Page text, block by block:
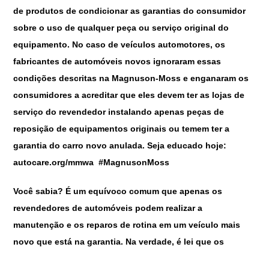
de produtos de condicionar as garantias do consumidor
sobre o uso de qualquer peça ou serviço original do
equipamento. No caso de veículos automotores, os
fabricantes de automóveis novos ignoraram essas
condições descritas na Magnuson-Moss e enganaram os
consumidores a acreditar que eles devem ter as lojas de
serviço do revendedor instalando apenas peças de
reposição de equipamentos originais ou temem ter a
garantia do carro novo anulada. Seja educado hoje:
autocare.org/mmwa #MagnusonMoss
Você sabia? É um equívoco comum que apenas os
revendedores de automóveis podem realizar a
manutenção e os reparos de rotina em um veículo mais
novo que está na garantia. Na verdade, é lei que os